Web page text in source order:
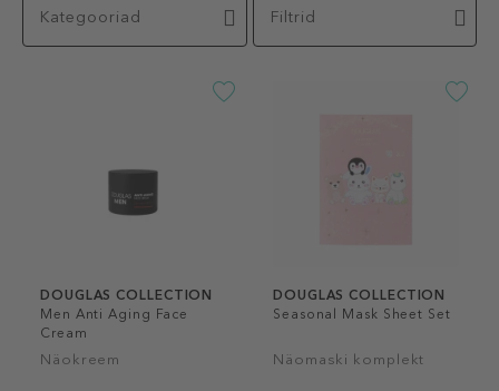
Kategooriad Filtrid
DOUGLAS COLLECTION
Men Anti Aging Face
Cream
Näokreem
DOUGLAS COLLECTION
Seasonal Mask Sheet Set
Näomaski komplekt